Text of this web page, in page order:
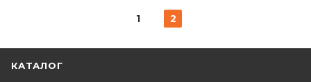
1 2
КАТАЛОГ